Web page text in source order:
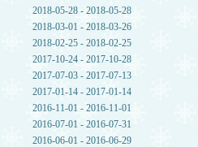
2018-05-28 - 2018-05-28
2018-03-01 - 2018-03-26
2018-02-25 - 2018-02-25
2017-10-24 - 2017-10-28
2017-07-03 - 2017-07-13
2017-01-14 - 2017-01-14
2016-11-01 - 2016-11-01
2016-07-01 - 2016-07-31
2016-06-01 - 2016-06-29